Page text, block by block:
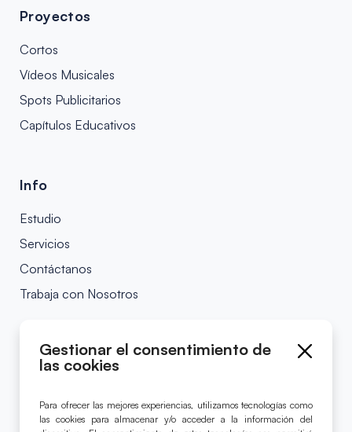
Gestionar el consentimiento de
las cookies
Para ofrecer las mejores experiencias, utilizamos tecnologías como
las cookies para almacenar y/o acceder a la información del
Proyectos
Cortos
Vídeos Musicales
Spots Publicitarios
Capítulos Educativos
Info
Estudio
Servicios
Contáctanos
Trabaja con Nosotros
Sígue el proyecto